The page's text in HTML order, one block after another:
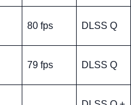
80 fps DLSS Q
79 fps DLSS Q